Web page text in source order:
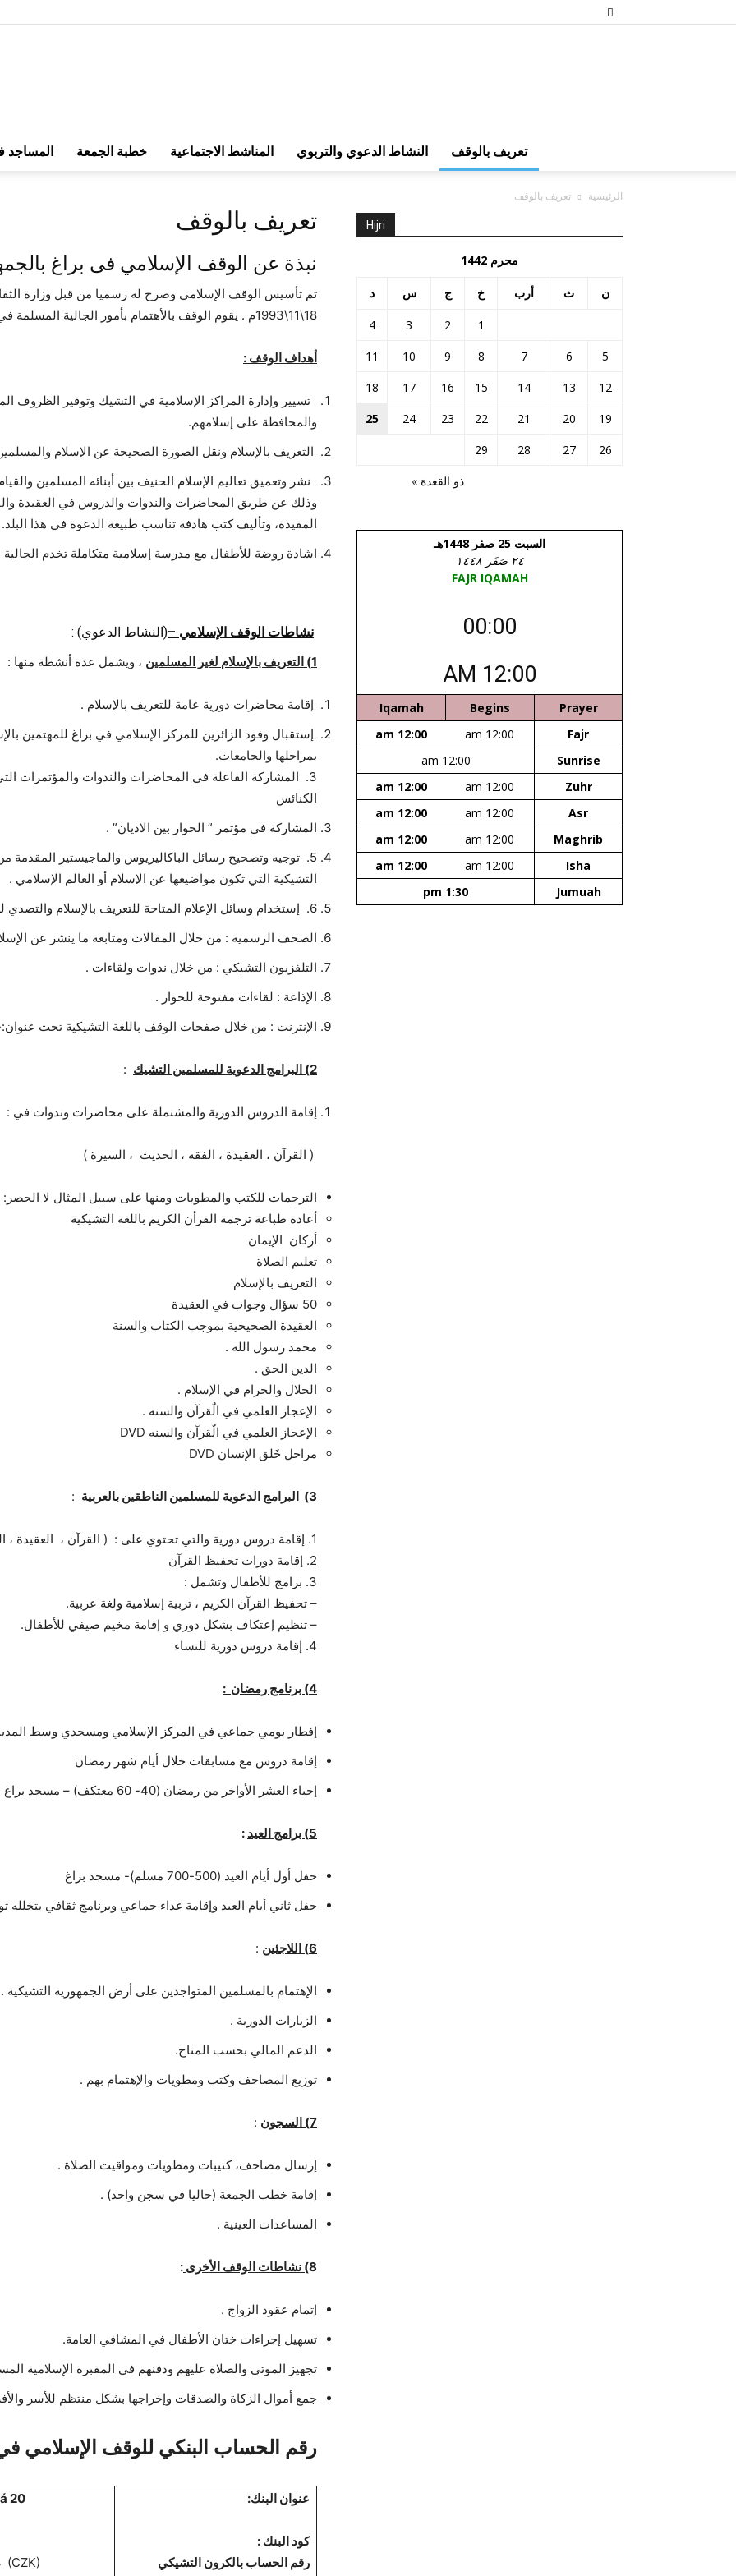
براغ
المساجد خطبة الجمعة المناشط الاجتماعية النشاط الدعوي والتربوي تعريف بالوقف
الرئيسية تعريف بالوقف
تعريف بالوقف
نبذة عن الوقف الإسلامي فى براغ
تم تأسيس الوقف الإسلامي وصرح له رسميا من قبل وزارة
18\11\1993م . يقوم الوقف بالأهتمام بأمور الجالية المسلمة في التشيك وتسيير المراكز الإسلامية.
أهداف الوقف :
تسيير وإدارة المراكز الإسلامية في التشيك وتوفير الظروف
والمحافظة على إسلامهم.
التعريف بالإسلام ونقل الصورة الصحيحة عن الإسلام
نشر وتعميق تعاليم الإسلام الحنيف بين أبنائه المسلمين
وذلك عن طريق المحاضرات والندوات والدروس في العقيدة
المفيدة، وتأليف كتب هادفة تناسب طبيعة الدعوة في هذا البلد.
اشادة روضة للأطفال مع مدرسة إسلامية متكاملة تخدم
نشاطات الوقف الإسلامي –(النشاط الدعوي) :
1) التعريف بالإسلام لغير المسلمين ، ويشمل عدة أنشطة منها :
إقامة محاضرات دورية عامة للتعريف بالإسلام .
إستقبال وفود الزائرين للمركز الإسلامي في براغ للمهتمين
بمراحلها والجامعات.
3. المشاركة الفاعلة في المحاضرات والندوات والمؤتمرات
الكنائس
المشاركة في مؤتمر ” الحوار بين الاديان” .
5. توجيه وتصحيح رسائل الباكاليريوس والماجيستير
التشيكية التي تكون مواضيعها عن الإسلام أو العالم الإسلامي .
6. إستخدام وسائل الإعلام المتاحة للتعريف بالإسلام والتصدي للشبهات المثارة حول الإسلام ومنها:
الصحف الرسمية : من خلال المقالات ومتابعة ما ينشر عن
التلفزيون التشيكي : من خلال ندوات ولقاءات .
الإذاعة : لقاءات مفتوحة للحوار .
الإنترنت : من خلال صفحات الوقف باللغة التشيكية تحت
2) البرامج الدعوية للمسلمين التشيك :
إقامة الدروس الدورية والمشتملة على محاضرات وندوات في :
( القرآن ، العقيدة ، الفقه ، الحديث ، السيرة )
الترجمات للكتب والمطويات ومنها على سبيل المثال لا الحصر:
أعادة طباعة ترجمة القرأن الكريم باللغة التشيكية
أركان الإيمان
تعليم الصلاة
التعريف بالإسلام
50 سؤال وجواب في العقيدة
العقيدة الصحيحية بموجب الكتاب والسنة
محمد رسول الله .
الدين الحق .
الحلال والحرام في الإسلام .
الإعجاز العلمي في الٌقرآن والسنه .
الإعجاز العلمي في الٌقرآن والسنه DVD
مراحل خَلق الإنسان DVD
3
) البرامج الدعوية للمسلمين الناطقين بالعربية :
1. إقامة دروس دورية والتي تحتوي على : ( القرآن ، العقيدة ، الفقه ، الحديث ، السيرة )
2. إقامة دورات تحفيظ القرآن
3. برامج للأطفال وتشمل :
– تحفيظ القرآن الكريم ، تربية إسلامية ولغة عربية.
– تنظيم إعتكاف بشكل دوري و إقامة مخيم صيفي للأطفال.
4. إقامة دروس دورية للنساء
4) برنامج رمضان :
إفطار يومي جماعي في المركز الإسلامي ومسجدي وسط المدينة (300
إقامة دروس مع مسابقات خلال أيام شهر رمضان
إحياء العشر الأواخر من رمضان (40- 60 معتكف) – مسجد براغ
5) برامج العيد :
حفل أول أيام العيد (500-700 مسلم)- مسجد براغ
حفل ثاني أيام العيد وإقامة غداء جماعي وبرنامج ثقافي يتخلله
6) اللاجئين :
الإهتمام بالمسلمين المتواجدين على أرض الجمهورية التشيكية .
الزيارات الدورية .
الدعم المالي بحسب المتاح.
توزيع المصاحف وكتب ومطويات والإهتمام بهم .
7) السجون :
إرسال مصاحف، كتيبات ومطويات ومواقيت الصلاة .
إقامة خطب الجمعة (حاليا في سجن واحد) .
المساعدات العينية .
8) نشاطات الوقف الأخرى :
إتمام عقود الزواج .
تسهيل إجراءات ختان الأطفال في المشافي العامة.
تجهيز الموتى والصلاة عليهم ودفنهم في المقبرة الإسلامية
جمع أموال الزكاة والصدقات وإخراجها بشكل منتظم للأسر
رقم الحساب البنكي للوقف الإسلامي
عنوان البنك:
كود البنك :
رقم الحساب بالكرون التشيكي
20
(CZK)
Hijri
محرم 1442
ن ث أرب خ ج س د
ذو القعدة »
1
2
3
4
5
6
7
8
9
10
11
12
13
14
15
16
17
18
19
20
21
22
23
24
25
26
27
28
29
السبت 25 صفر 1448هـ
٢٤ صَفَر ١٤٤٨
FAJR IQAMAH
00:00
12:00 AM
Prayer
Begins
Iqamah
Fajr
12:00 am
12:00 am
Sunrise
12:00 am
Zuhr
12:00 am
12:00 am
Asr
12:00 am
12:00 am
Maghrib
12:00 am
12:00 am
Isha
12:00 am
12:00 am
Jumuah
1:30 pm